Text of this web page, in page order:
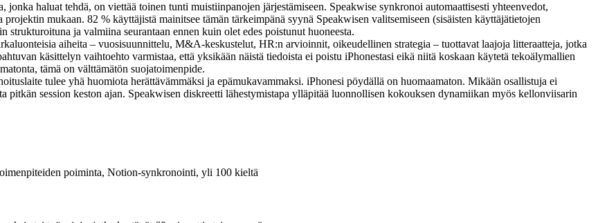
jonka haluat tehdä, on viettää toinen tunti muistiinpanojen järjestämiseen. Speakwise synkronoi automaattisesti yhteenvedot,
mukaan. 82 % käyttäjistä mainitsee tämän tärkeimpänä syynä Speakwisen valitsemiseen (sisäisten käyttäjätietojen
ja valmiina seurantaan ennen kuin olet edes poistunut huoneesta.
aiheita – vuosisuunnittelu, M&A-keskustelut, HR:n arvioinnit, oikeudellinen strategia – tuottavat laajoja litteraatteja, jotka
käsittelyn vaihtoehto varmistaa, että yksikään näistä tiedoista ei poistu iPhonestasi eikä niitä koskaan käytetä tekoälymallien
tämä on välttämätön suojatoimenpide.
tulee yhä huomiota herättävämmäksi ja epämukavammaksi. iPhonesi pöydällä on huomaamaton. Mikään osallistuja ei
pitkän session keston ajan. Speakwisen diskreetti lähestymistapa ylläpitää luonnollisen kokouksen dynamiikan myös kellonviisarin
poiminta, Notion-synkronointi, yli 100 kieltä